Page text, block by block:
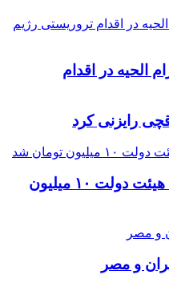
الحیه در اقدام
رایزنی کرد
عیدی کارکنان دولت با تصویب هیئت دولت ۱۰ میلیون
و مصر